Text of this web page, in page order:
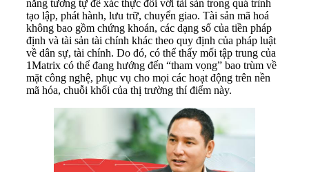
năng tương tự để xác thực đối với tài sản trong quá trình
tạo lập, phát hành, lưu trữ, chuyển giao. Tài sản mã hoá
không bao gồm chứng khoán, các dạng số của tiền pháp
định và tài sản tài chính khác theo quy định của pháp luật
về dân sự, tài chính. Do đó, có thể thấy mối tập trung của
1Matrix có thể đang hướng đến “tham vọng” bao trùm về
mặt công nghệ, phục vụ cho mọi các hoạt động trên nền
mã hóa, chuỗi khối của thị trường thí điểm này.